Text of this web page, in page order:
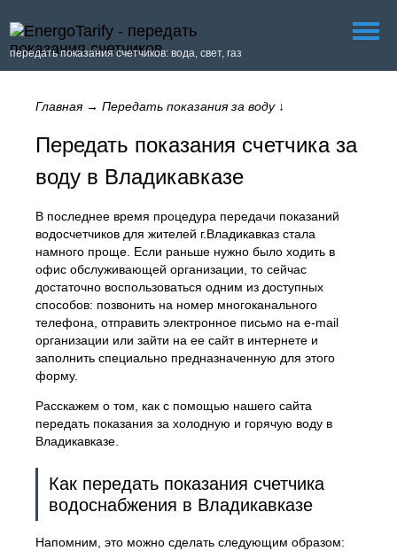
передать показания счетчиков: вода, свет, газ
Главная→ Передать показания за воду↓
Передать показания счетчика за
воду в Владикавказе
В последнее время процедура передачи показаний
водосчетчиков для жителей г.Владикавказ стала
намного проще. Если раньше нужно было ходить в
офис обслуживающей организации, то сейчас
достаточно воспользоваться одним из доступных
способов: позвонить на номер многоканального
телефона, отправить электронное письмо на e-mail
организации или зайти на ее сайт в интернете и
заполнить специально предназначенную для этого
форму.
Расскажем о том, как с помощью нашего сайта
передать показания за холодную и горячую воду в
Владикавказе.
Как передать показания счетчика
водоснабжения в Владикавказе
Напомним, это можно сделать следующим образом: